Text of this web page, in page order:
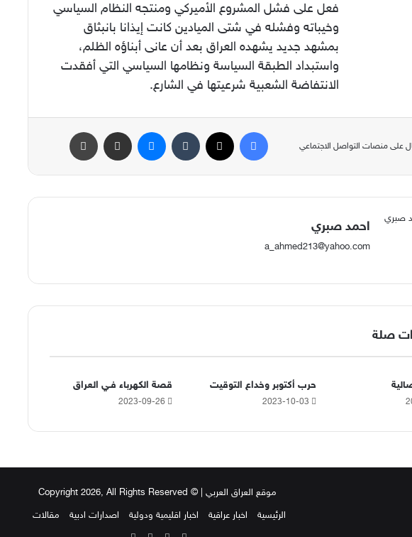
فعل على فشل المشروع الأميركي ومنتجه النظام السياسي
وخيباته وفشله في شتى الميادين كانت إيذانا بانبثاق
بمشهد جديد يشهده العراق بعد أن عانى أبناؤه الظلم،
واستبداد الطبقة السياسة ونظامها السياسي التي أفقدت
الانتفاضة الشعبية شرعيتها في الشارع.
على منصات التواصل الاجتماعي
فيسبوك ماسنجر مشاركة عبر البريد
احمد صبري
a_ahmed213@yahoo.com
صلة
حرب أكتوبر وخداع التوقيت
2023-10-03
قصة الكهرباء فـي العراق
2023-09-26
موقع العراق العربي | © Copyright 2026, All Rights Reserved
الرئيسية
اخبار عراقية اخبار اقليمية ودولية اصدارات ادبية
مقالات